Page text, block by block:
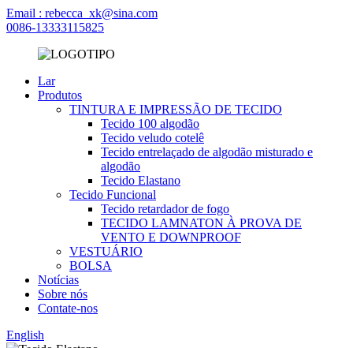
Email : rebecca_xk@sina.com
0086-13333115825
Lar
Produtos
TINTURA E IMPRESSÃO DE TECIDO
Tecido 100 algodão
Tecido veludo cotelê
Tecido entrelaçado de algodão misturado e
algodão
Tecido Elastano
Tecido Funcional
Tecido retardador de fogo
TECIDO LAMNATON À PROVA DE
VENTO E DOWNPROOF
VESTUÁRIO
BOLSA
Notícias
Sobre nós
Contate-nos
English